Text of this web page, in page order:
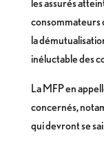
les assurés
consommateurs
la
inéluctable des
La MFP en
concernés,
qui devront se